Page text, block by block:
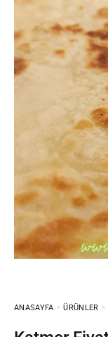
ANASAYFA ÜRÜNLER